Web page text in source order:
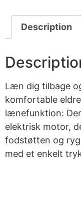
Description
Læn dig tilbage
komfortable
lænefunktion:
elektrisk motor,
fodstøtten og
med et enkelt